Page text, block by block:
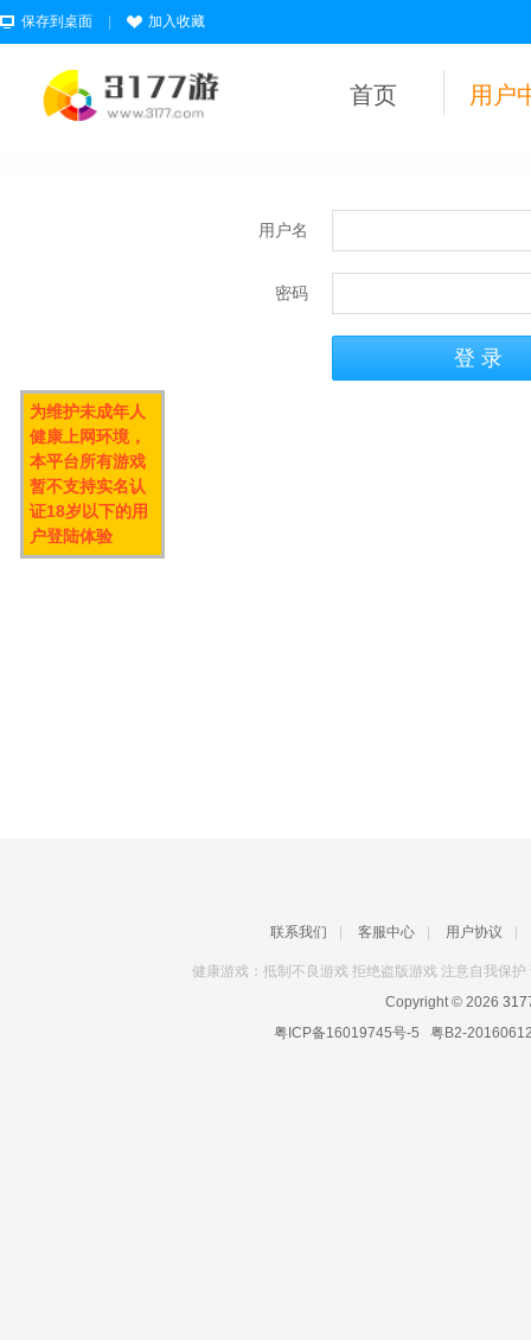
保存到桌面 加入收藏
首页 用户
用户名
密码
联系我们 客服中心 用户协议
健康游戏：抵制不良游戏 拒绝盗版游戏 注意自我保
Copyright © 2026
粤ICP备16019745号-5 粤B2-
为维护未成年人
健康上网环境，
本平台所有游戏
暂不支持实名认
证18岁以下的用
户登陆体验